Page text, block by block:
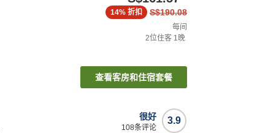
S$190.08
14% 折扣
每间
2位住客 1晚
查看客房和住宿套餐
3.9
很好
108条评论